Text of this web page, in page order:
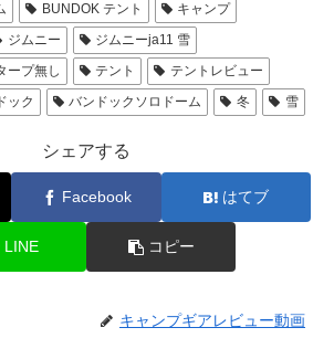
BUNDOK テント
キャンプ
ジムニー
ジムニーja11 雪
ープ無し テント
テントレビュー
ック バンドックソロドーム 冬 雪
シェアする
Facebook はてブ
LINE コピー
キャンプギアレビュー動画